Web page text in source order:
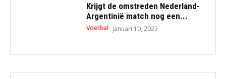
Krijgt de omstreden Nederland-
Argentinië match nog een...
Voetbal januari 10, 2023